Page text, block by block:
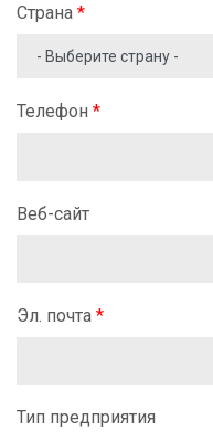
Страна *
Телефон *
Веб-сайт
Эл. почта *
Тип предприятия